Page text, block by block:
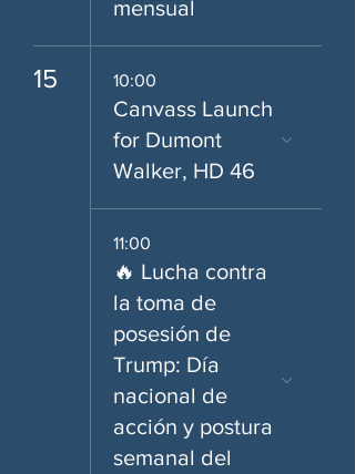
mensual
15 10:00
Canvass Launch
for Dumont
Walker, HD 46
11:00
🔥 Lucha contra
la toma de
posesión de
Trump: Día
nacional de
acción y postura
semanal del